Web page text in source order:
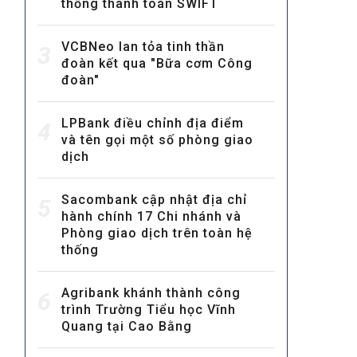
MULTIMEDIA
E-magazines
Photos
thống thanh toán SWIFT
VCBNeo lan tỏa tinh thần
đoàn kết qua "Bữa cơm Công
đoàn"
LPBank điều chỉnh địa điểm
và tên gọi một số phòng giao
dịch
Sacombank cập nhật địa chỉ
hành chính 17 Chi nhánh và
Phòng giao dịch trên toàn hệ
thống
Agribank khánh thành công
trình Trường Tiểu học Vĩnh
Quang tại Cao Bằng